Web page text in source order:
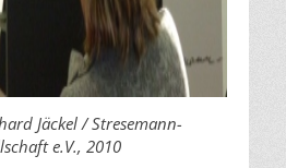
Jäckel / Stresemann-
e.V., 2010